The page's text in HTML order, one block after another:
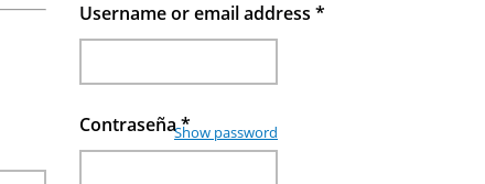
Username or email address *
Contraseña*
Show password